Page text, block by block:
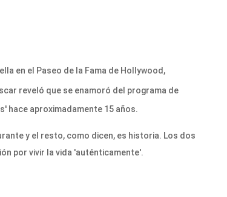
en el Paseo de la Fama de Hollywood,
reveló que se enamoró del programa de
hace aproximadamente 15 años.
y el resto, como dicen, es historia. Los dos
por vivir la vida 'auténticamente'.